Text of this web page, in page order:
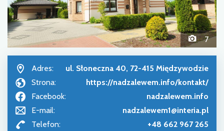
7
Adres:
ul. Słoneczna 40, 72-415 Międzywodzie
Strona:
https://nadzalewem.info/kontakt/
Facebook:
nadzalewem.info
E-mail:
nadzalewem1@interia.pl
Telefon:
+48 662 967 265